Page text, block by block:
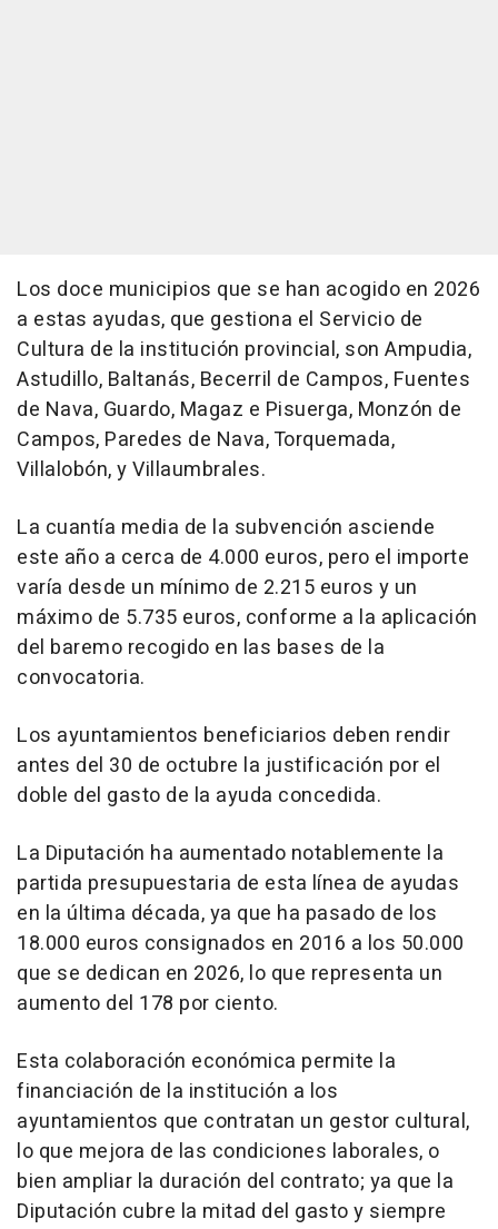
Los doce municipios que se han acogido en 2026
a estas ayudas, que gestiona el Servicio de
Cultura de la institución provincial, son Ampudia,
Astudillo, Baltanás, Becerril de Campos, Fuentes
de Nava, Guardo, Magaz e Pisuerga, Monzón de
Campos, Paredes de Nava, Torquemada,
Villalobón, y Villaumbrales.
La cuantía media de la subvención asciende
este año a cerca de 4.000 euros, pero el importe
varía desde un mínimo de 2.215 euros y un
máximo de 5.735 euros, conforme a la aplicación
del baremo recogido en las bases de la
convocatoria.
Los ayuntamientos beneficiarios deben rendir
antes del 30 de octubre la justificación por el
doble del gasto de la ayuda concedida.
La Diputación ha aumentado notablemente la
partida presupuestaria de esta línea de ayudas
en la última década, ya que ha pasado de los
18.000 euros consignados en 2016 a los 50.000
que se dedican en 2026, lo que representa un
aumento del 178 por ciento.
Esta colaboración económica permite la
financiación de la institución a los
ayuntamientos que contratan un gestor cultural,
lo que mejora de las condiciones laborales, o
bien ampliar la duración del contrato; ya que la
Diputación cubre la mitad del gasto y siempre